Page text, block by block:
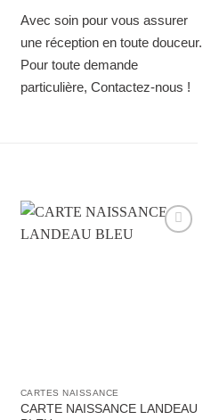
Avec soin pour vous assurer
une réception en toute douceur.
Pour toute demande
particulière, Contactez-nous !
CARTES NAISSANCE
CARTE NAISSANCE LANDEAU